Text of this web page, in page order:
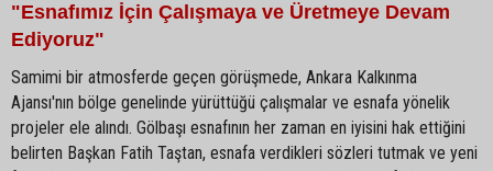
"Esnafımız İçin Çalışmaya ve Üretmeye Devam
Ediyoruz"
Samimi bir atmosferde geçen görüşmede, Ankara Kalkınma
Ajansı'nın bölge genelinde yürüttüğü çalışmalar ve esnafa yönelik
projeler ele alındı. Gölbaşı esnafının her zaman en iyisini hak ettiğini
belirten Başkan Fatih Taştan, esnafa verdikleri sözleri tutmak ve yeni